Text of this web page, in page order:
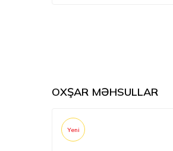
OXŞAR MƏHSULLAR
Yeni